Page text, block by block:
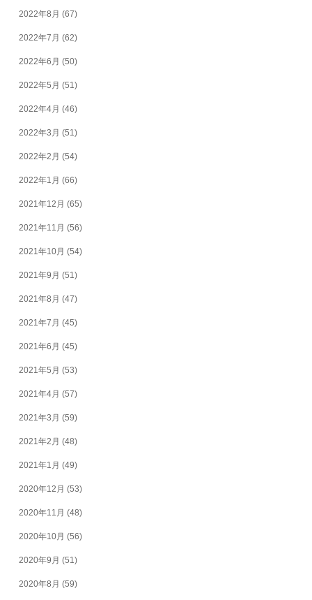
2022年8月 (67)
2022年7月 (62)
2022年6月 (50)
2022年5月 (51)
2022年4月 (46)
2022年3月 (51)
2022年2月 (54)
2022年1月 (66)
2021年12月 (65)
2021年11月 (56)
2021年10月 (54)
2021年9月 (51)
2021年8月 (47)
2021年7月 (45)
2021年6月 (45)
2021年5月 (53)
2021年4月 (57)
2021年3月 (59)
2021年2月 (48)
2021年1月 (49)
2020年12月 (53)
2020年11月 (48)
2020年10月 (56)
2020年9月 (51)
2020年8月 (59)